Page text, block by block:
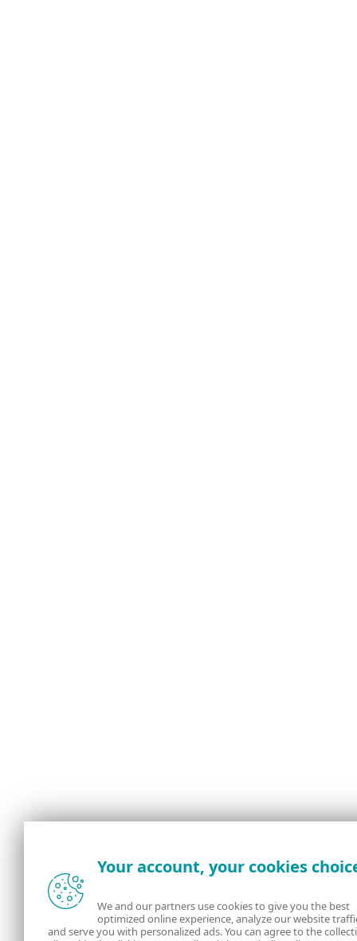
Your account, your cookies
We and our partners use cookies to give you the best
optimized online experience, analyze our website
and serve you with personalized ads. You can agree to the